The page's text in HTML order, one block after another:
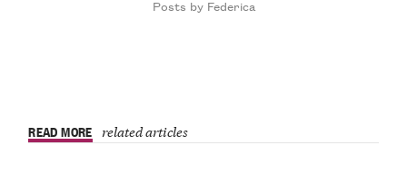
Posts by Federica
READ MORE related articles